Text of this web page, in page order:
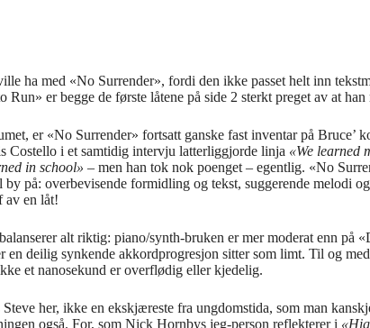
ha med «No Surrender», fordi den ikke passet helt inn
er begge de første låtene på side 2 sterkt preget av at
er «No Surrender» fortsatt ganske fast inventar på Bruce’
Costello i et samtidig intervju latterliggjorde linja «We learned
in school» – men han tok nok poenget – egentlig. «No
by på: overbevisende formidling og tekst, suggerende melodi
av en låt!
alt riktig: piano/synth-bruken er mer moderat enn på
en deilig synkende akkordprogresjon sitter som limt. Til og
et nanosekund er overflødig eller kjedelig.
her, ikke en ekskjæreste fra ungdomstida, som man
også. For, som Nick Hornbys jeg-person reflekterer i